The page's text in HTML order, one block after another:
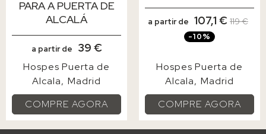
PARA A PUERTA DE
ALCALÁ
a partir de 39 €
Hospes Puerta de
Alcala
Madrid
COMPRE AGORA
a partir de 107,1 € 119 €
-10%
Hospes Puerta de
Alcala
Madrid
COMPRE AGORA